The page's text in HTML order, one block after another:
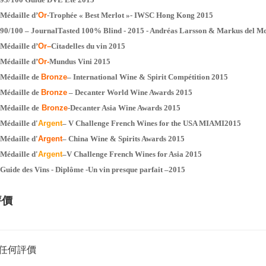
Médaille d’Or-Trophée « Best Merlot »- IWSC Hong Kong 2015
90/100 – JournalTasted 100% Blind - 2015 - Andréas Larsson & Markus del
Médaille d’Or–Citadelles du vin 2015
Médaille d’Or-Mundus Vini 2015
Médaille de Bronze– International Wine & Spirit Compétition 2015
Médaille de Bronze– Decanter World Wine Awards 2015
Médaille deBronze-Decanter Asia Wine Awards 2015
Médaille d'Argent– V Challenge French Wines for the USA MIAMI2015
Médaille d'Argent– China Wine & Spirits Awards 2015
Médaille d'Argent–V Challenge French Wines for Asia 2015
Guide des Vins - Diplôme -Un vin presque parfait –2015
何評價